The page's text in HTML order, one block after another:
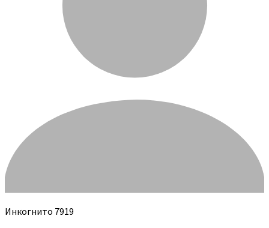
Инкогнито 7919